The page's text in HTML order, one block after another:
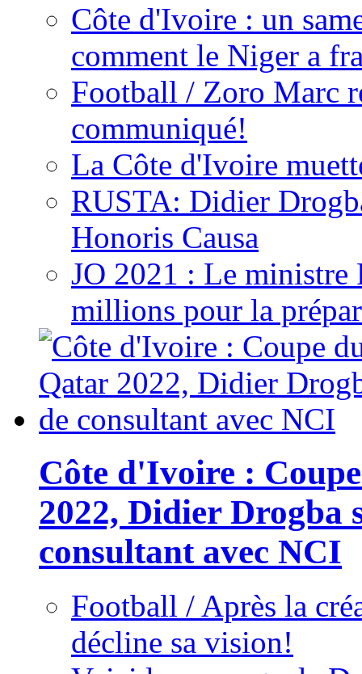
Côte d'Ivoire : un
comment le Niger a
Football / Zoro Marc
communiqué!
La Côte d'Ivoire
RUSTA: Didier
Honoris Causa
JO 2021 : Le ministre
millions pour la
Côte d'Ivoire :
2022, Didier Drogba
consultant avec NCI
Football / Après la
décline sa vision!